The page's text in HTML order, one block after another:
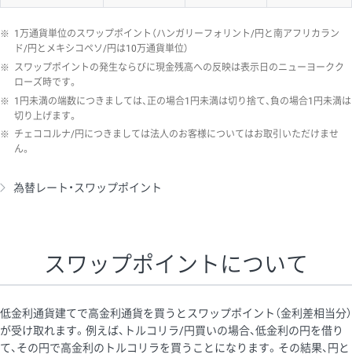
※ 1万通貨単位のスワップポイント（ハンガリーフォリント/円と南アフリカラン
ド/円とメキシコペソ/円は10万通貨単位）
※ スワップポイントの発生ならびに現金残高への反映は表示日のニューヨークク
ローズ時です。
※ 1円未満の端数につきましては、正の場合1円未満は切り捨て、負の場合1円未満は
切り上げます。
※ チェココルナ/円につきましては法人のお客様についてはお取引いただけませ
ん。
為替レート・スワップポイント
スワップポイントについて
低金利通貨建てで高金利通貨を買うとスワップポイント（金利差相当分）
が受け取れます。例えば、トルコリラ/円買いの場合、低金利の円を借り
て、その円で高金利のトルコリラを買うことになります。その結果、円と